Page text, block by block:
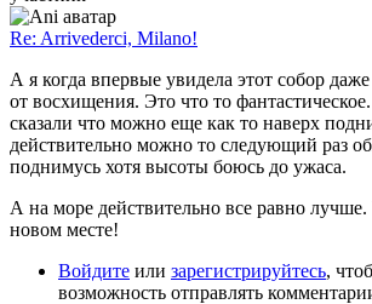
Re: Arrivederci, Milano!
А я когда впервые увидела этот собор
от восхищения. Это что то
сказали что можно еще как то наверх
действительно можно то следующий раз
поднимусь хотя высоты боюсь до ужаса.
А на море действительно все равно
новом месте!
Войдите или зарегистрируйтесь,
возможность отправлять